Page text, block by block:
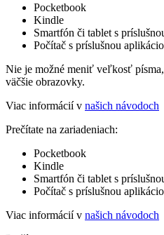
Pocketbook
Kindle
Smartfón či tablet s
Počítač s príslušnou
Nie je možné meniť veľkosť
väčšie obrazovky.
Viac informácií v našich návodoch
Prečítate na zariadeniach:
Pocketbook
Kindle
Smartfón či tablet s
Počítač s príslušnou
Viac informácií v našich návodoch